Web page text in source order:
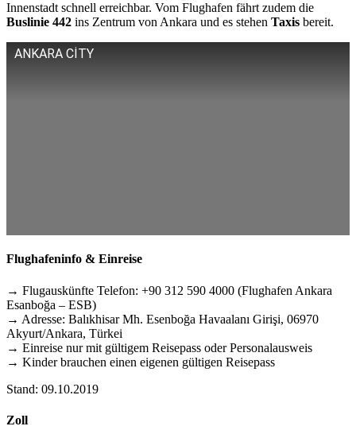
Innenstadt schnell erreichbar. Vom Flughafen fährt zudem die
Buslinie 442 ins Zentrum von Ankara und es stehen Taxis bereit.
ANKARA CİTY
Flughafeninfo & Einreise
→ Flugauskünfte Telefon: +90 312 590 4000 (Flughafen Ankara
Esanboğa – ESB)
→ Adresse: Balıkhisar Mh. Esenboğa Havaalanı Girişi, 06970
Akyurt/Ankara, Türkei
→ Einreise nur mit gültigem Reisepass oder Personalausweis
→ Kinder brauchen einen eigenen gültigen Reisepass
Stand: 09.10.2019
Zoll